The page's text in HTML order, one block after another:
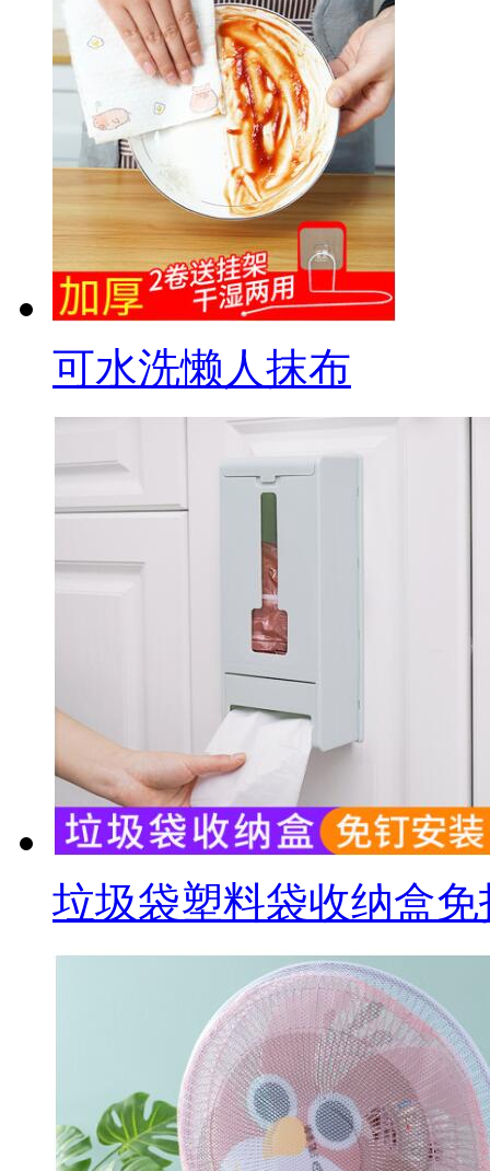
可水洗懒人抹布
垃圾袋塑料袋收纳盒